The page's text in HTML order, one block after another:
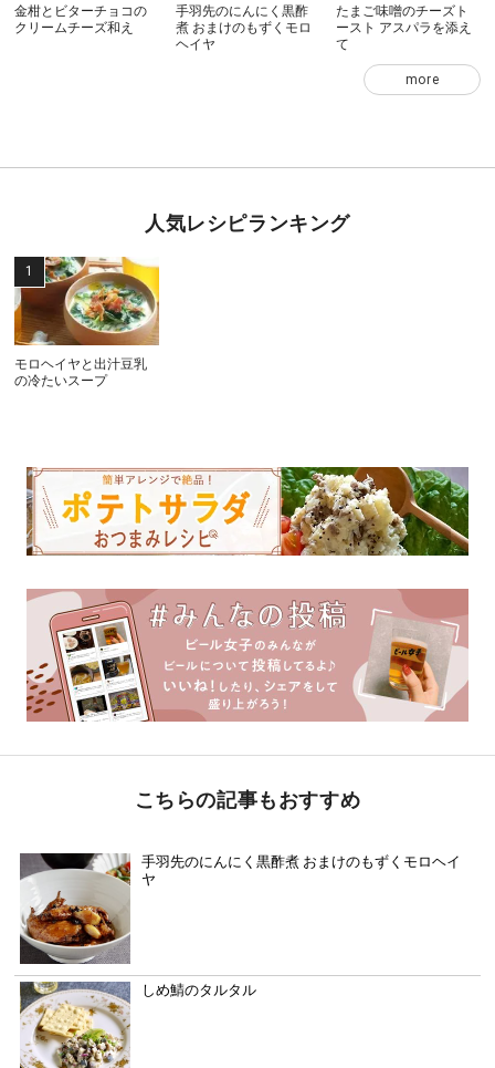
金柑とビターチョコの
クリームチーズ和え
手羽先のにんにく黒酢
煮 おまけのもずくモロ
ヘイヤ
たまご味噌のチーズト
ースト アスパラを添え
て
more
人気レシピランキング
モロヘイヤと出汁豆乳
の冷たいスープ
こちらの記事もおすすめ
手羽先のにんにく黒酢煮 おまけのもずくモロヘイ
ヤ
しめ鯖のタルタル